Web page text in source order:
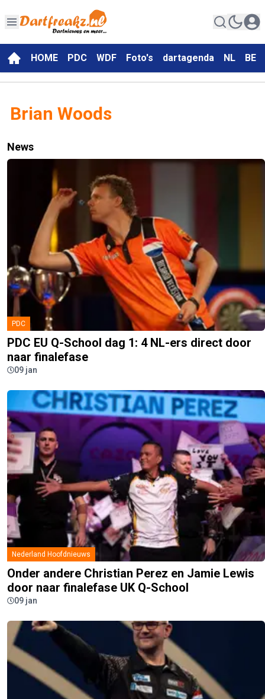
HOME PDC WDF Foto's dartagenda NL BE
Brian Woods
News
PDC
PDC EU Q-School dag 1: 4 NL-ers direct door
naar finalefase
09 jan
Nederland Hoofdnieuws
Onder andere Christian Perez en Jamie Lewis
door naar finalefase UK Q-School
09 jan